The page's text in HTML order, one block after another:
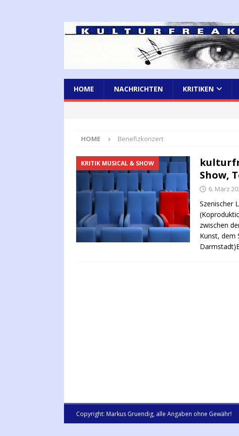
HOME NACHRICHTEN KRITIKEN
HOME Benefizkonzert
KRITIK MUSICAL & SHOW
Show,
6. März
Szenischer
zwischen
Kunst, dem
Copyright: Markus Gruendig, alle Angaben ohne Gewähr!